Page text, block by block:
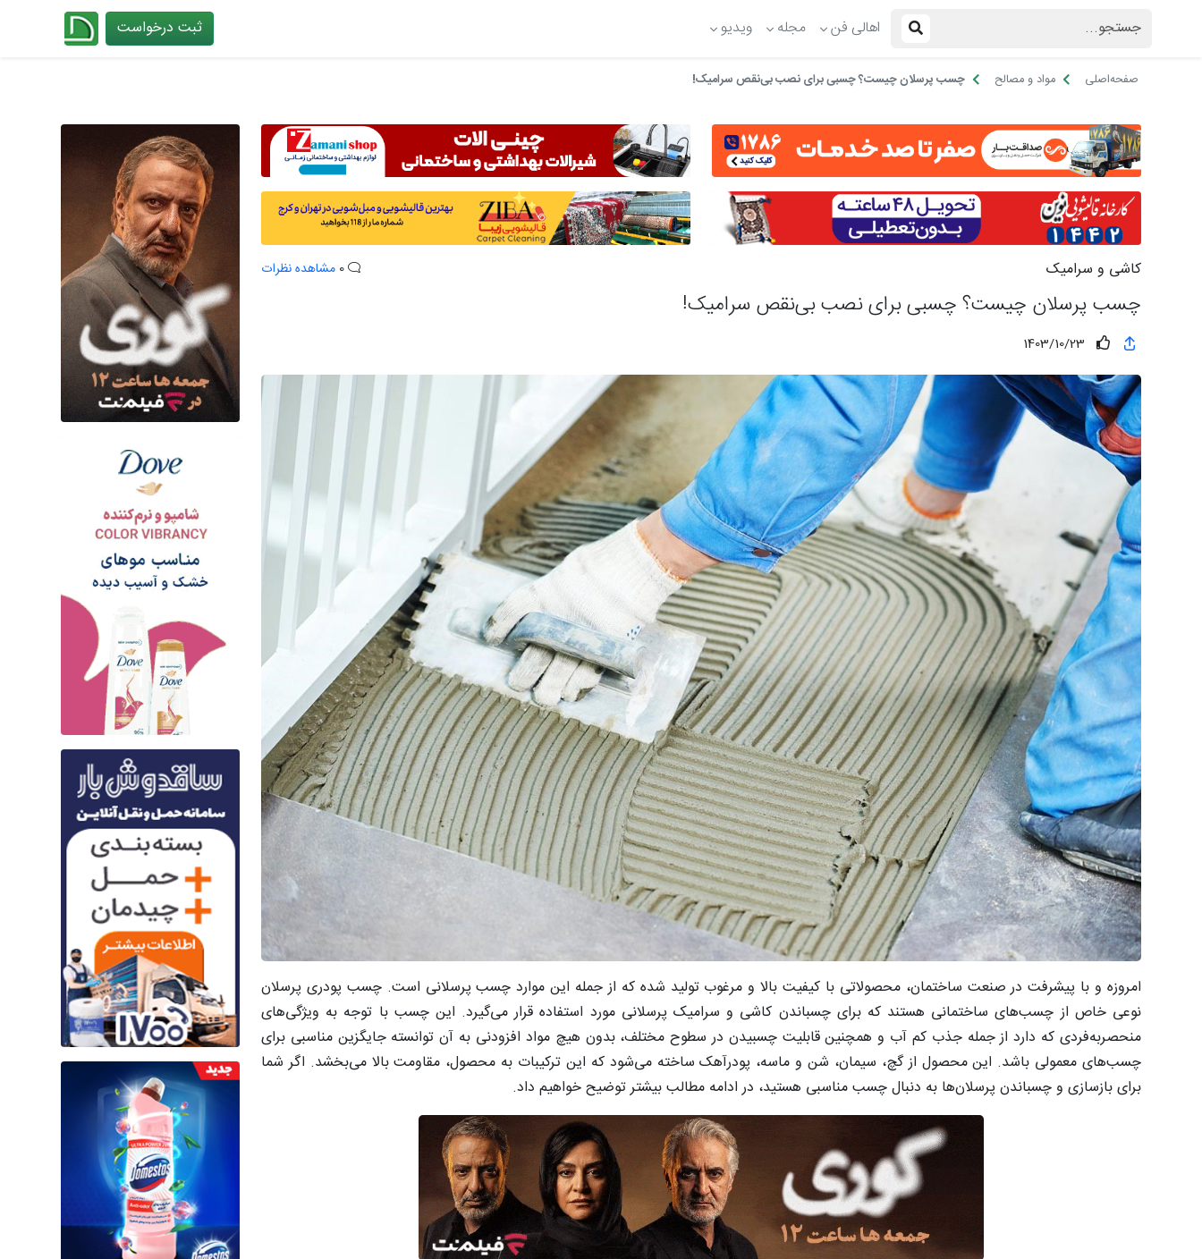
اهالی فن مجله ویدیو ثبت درخواست
صفحه‌اصلی مواد و مصالح چسب پرسلان چیست؟ چسبی برای نصب بی‌نقص سرامیک!
کاشی و سرامیک مشاهده نظرات
چسب پرسلان چیست؟ چسبی برای نصب بی‌نقص سرامیک!
1403/10/23
امروزه و با پیشرفت در صنعت ساختمان، محصولاتی با کیفیت بالا و مرغوب تولید شده که از جمله این موارد چسب پرسلانی است. چسب پودری پرسلان
نوعی خاص از چسب‌های ساختمانی هستند که برای چسباندن کاشی و سرامیک پرسلانی مورد استفاده قرار می‌گیرد. این چسب با توجه به ویژگی‌های
منحصربه‌فردی که دارد از جمله جذب کم آب و همچنین قابلیت چسبیدن در سطوح مختلف، بدون هیچ مواد افزودنی به آن توانسته جایگزین مناسبی برای
چسب‌های معمولی باشد. این محصول از گچ، سیمان، شن و ماسه، پودرآهک ساخته می‌شود که این ترکیبات به محصول، مقاومت بالا می‌بخشد. اگر شما
برای بازسازی و چسباندن پرسلان‌ها به دنبال چسب مناسبی هستید، در ادامه مطالب بیشتر توضیح خواهیم داد.